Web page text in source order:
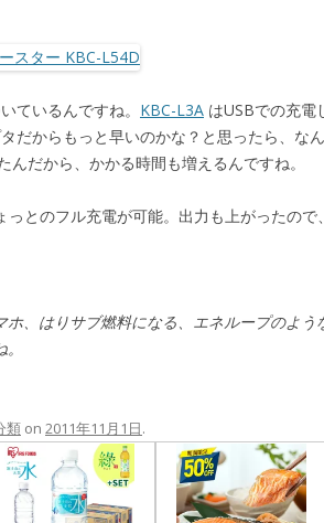
ているんですね。 KBC-L3A はUSBでの充電
だからもっと早いのかな？と思ったら、な
んだから、かかる時間も増えるんですね。
とのフル充電が可能。出力も上がったの
ホ、はりサブ燃料になる、エネループのよ
類 on 2011年11月1日.